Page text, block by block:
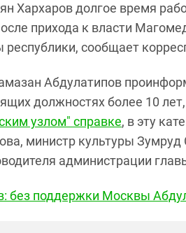
Хархаров долгое время
прихода к власти
республики, сообщает
Абдулатипов
должностях более 10 лет,
узлом" справке, в эту
министр культуры
администрации
без поддержки Москвы